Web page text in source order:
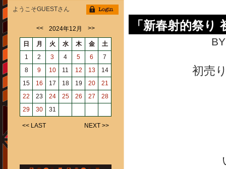
「新春射的祭
初売
ようこそGUESTさん
<< 2024年12月 >>
日 月 火 水 木 金
土
1
2 3 4 5 6
7
8
9 10 11 12 13
14
15
16 17 18 19 20
21
22
23 24 25 26 27
28
29
30 31
<< LAST NEXT >>